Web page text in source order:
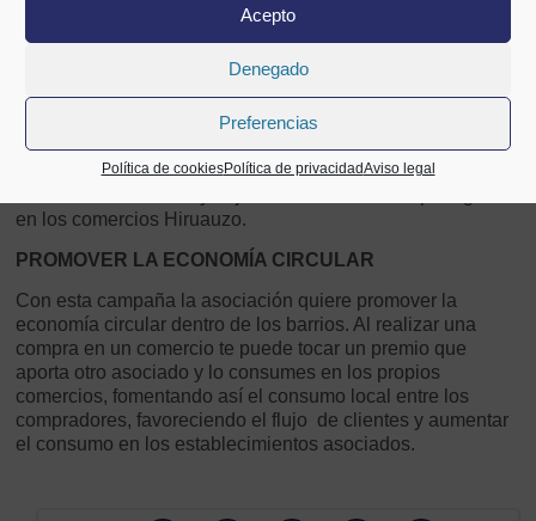
Acepto
Denegado
Preferencias
Política de cookiesPolítica de privacidadAviso legal
600 PREMIOS INMEDIATOS CONCEDIDOS POR
LOS PROPIOS SOCIOS
Hay en total 1.600 premios inmediatos. El 15% de las
tarjetas repartidas estarán premiadas con multitud de
regalos aportados por los asociados. Desde un pintxo de
tortilla hasta un masaje relajante, pasando por un juego de
en los comercios Hiruauzo.
PROMOVER LA ECONOMÍA CIRCULAR
Con esta campaña la asociación quiere promover la
economía circular dentro de los barrios. Al realizar una
compra en un comercio te puede tocar un premio que
aporta otro asociado y lo consumes en los propios
comercios, fomentando así el consumo local entre los
compradores, favoreciendo el flujo de clientes y aumentar
el consumo en los establecimientos asociados.